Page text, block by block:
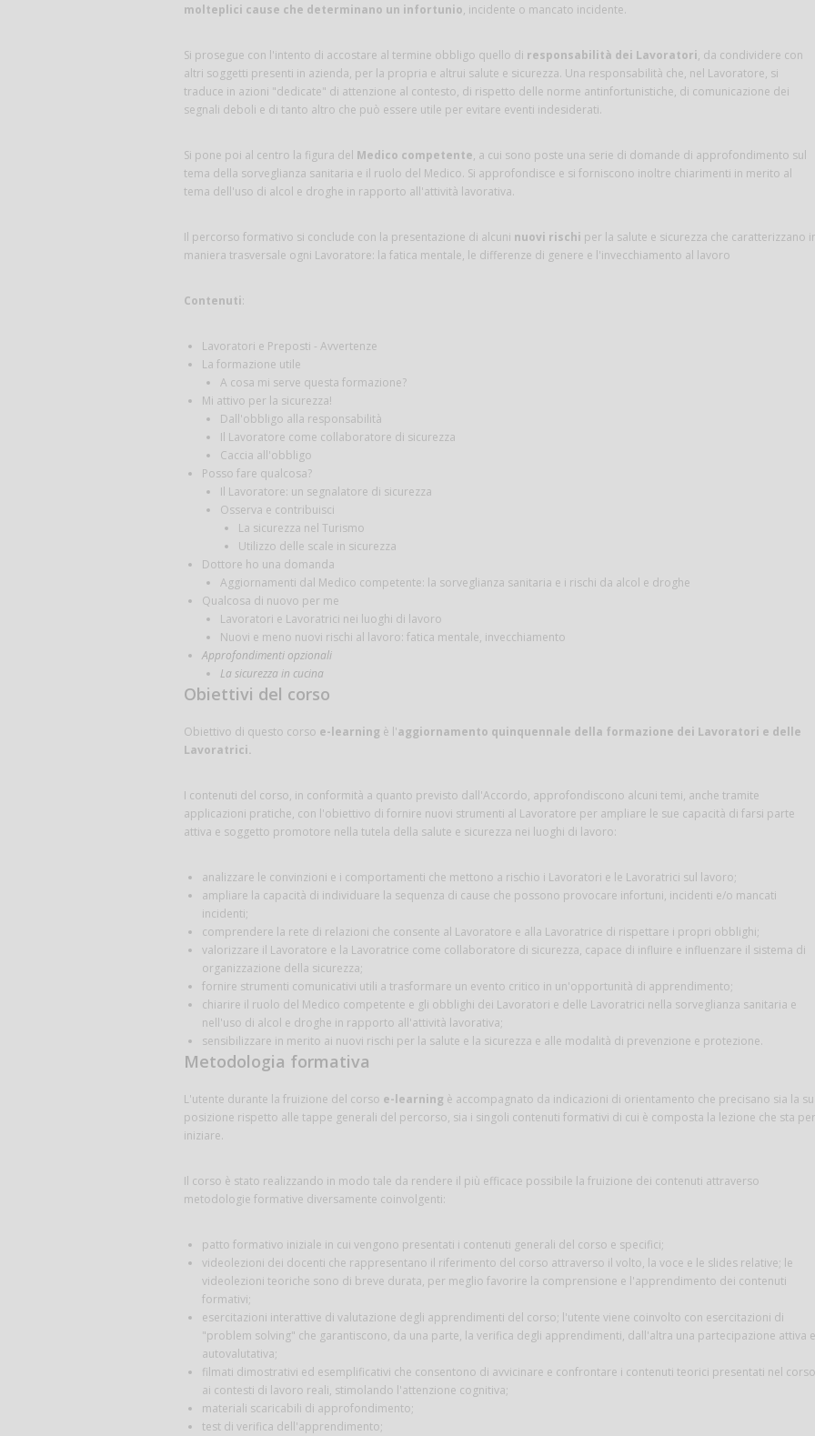
molteplici cause che determinano un infortunio, incidente o mancato incidente.
Si prosegue con l'intento di accostare al termine obbligo quello di responsabilità dei Lavoratori, da condividere con
altri soggetti presenti in azienda, per la propria e altrui salute e sicurezza. Una responsabilità che, nel Lavoratore, si
traduce in azioni "dedicate" di attenzione al contesto, di rispetto delle norme antinfortunistiche, di comunicazione dei
segnali deboli e di tanto altro che può essere utile per evitare eventi indesiderati.
Si pone poi al centro la figura del Medico competente, a cui sono poste una serie di domande di approfondimento sul
tema della sorveglianza sanitaria e il ruolo del Medico. Si approfondisce e si forniscono inoltre chiarimenti in merito al
tema dell'uso di alcol e droghe in rapporto all'attività lavorativa.
Il percorso formativo si conclude con la presentazione di alcuni nuovi rischi per la salute e sicurezza che caratterizzano
maniera trasversale ogni Lavoratore: la fatica mentale, le differenze di genere e l'invecchiamento al lavoro
Contenuti:
Lavoratori e Preposti - Avvertenze
La formazione utile
A cosa mi serve questa formazione?
Mi attivo per la sicurezza!
Dall'obbligo alla responsabilità
Il Lavoratore come collaboratore di sicurezza
Caccia all'obbligo
Posso fare qualcosa?
Il Lavoratore: un segnalatore di sicurezza
Osserva e contribuisci
La sicurezza nel Turismo
Utilizzo delle scale in sicurezza
Dottore ho una domanda
Aggiornamenti dal Medico competente: la sorveglianza sanitaria e i rischi da alcol e droghe
Qualcosa di nuovo per me
Lavoratori e Lavoratrici nei luoghi di lavoro
Nuovi e meno nuovi rischi al lavoro: fatica mentale, invecchiamento
Approfondimenti opzionali
La sicurezza in cucina
Obiettivi del corso
Obiettivo di questo corso e-learning è l'aggiornamento quinquennale della formazione dei Lavoratori e delle
Lavoratrici.
I contenuti del corso, in conformità a quanto previsto dall'Accordo, approfondiscono alcuni temi, anche tramite
applicazioni pratiche, con l'obiettivo di fornire nuovi strumenti al Lavoratore per ampliare le sue capacità di farsi parte
attiva e soggetto promotore nella tutela della salute e sicurezza nei luoghi di lavoro:
analizzare le convinzioni e i comportamenti che mettono a rischio i Lavoratori e le Lavoratrici sul lavoro;
ampliare la capacità di individuare la sequenza di cause che possono provocare infortuni, incidenti e/o mancati
incidenti;
comprendere la rete di relazioni che consente al Lavoratore e alla Lavoratrice di rispettare i propri obblighi;
valorizzare il Lavoratore e la Lavoratrice come collaboratore di sicurezza, capace di influire e influenzare il sistema di
organizzazione della sicurezza;
fornire strumenti comunicativi utili a trasformare un evento critico in un'opportunità di apprendimento;
chiarire il ruolo del Medico competente e gli obblighi dei Lavoratori e delle Lavoratrici nella sorveglianza sanitaria e
nell'uso di alcol e droghe in rapporto all'attività lavorativa;
sensibilizzare in merito ai nuovi rischi per la salute e la sicurezza e alle modalità di prevenzione e protezione.
Metodologia formativa
L'utente durante la fruizione del corso e-learning è accompagnato da indicazioni di orientamento che precisano sia la
posizione rispetto alle tappe generali del percorso, sia i singoli contenuti formativi di cui è composta la lezione che sta per
iniziare.
Il corso è stato realizzando in modo tale da rendere il più efficace possibile la fruizione dei contenuti attraverso
metodologie formative diversamente coinvolgenti:
patto formativo iniziale in cui vengono presentati i contenuti generali del corso e specifici;
videolezioni dei docenti che rappresentano il riferimento del corso attraverso il volto, la voce e le slides relative; le
videolezioni teoriche sono di breve durata, per meglio favorire la comprensione e l'apprendimento dei contenuti
formativi;
esercitazioni interattive di valutazione degli apprendimenti del corso; l'utente viene coinvolto con esercitazioni di
"problem solving" che garantiscono, da una parte, la verifica degli apprendimenti, dall'altra una partecipazione attiva e
autovalutativa;
filmati dimostrativi ed esemplificativi che consentono di avvicinare e confrontare i contenuti teorici presentati nel corso
ai contesti di lavoro reali, stimolando l'attenzione cognitiva;
materiali scaricabili di approfondimento;
test di verifica dell'apprendimento;